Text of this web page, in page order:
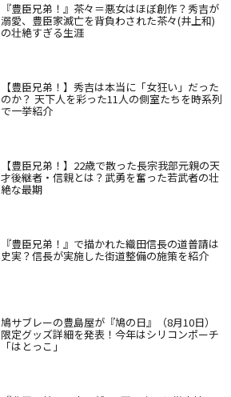
『豊臣兄弟！』茶々＝悪女はほぼ創作？秀吉が
溺愛、豊臣家滅亡を背負わされた茶々(井上和)
の壮絶すぎる生涯
【豊臣兄弟！】秀吉は本当に「女狂い」だった
のか？ 天下人を彩った11人の側室たちを時系列
で一挙紹介
【豊臣兄弟！】22歳で散った長宗我部元親の天
才後継者・信親とは？武勇を奮った若武者の壮
絶な最期
『豊臣兄弟！』で描かれた織田信長の道普請は
史実？信長が実施した街道整備の施策を紹介
鳩サブレーの豊島屋が『鳩の日』（8月10日）
限定グッズ詳細を発表！今年はシリコンポーチ
「はとっこ」